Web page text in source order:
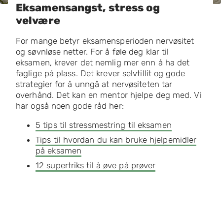
Eksamensangst, stress og
velvære
For mange betyr eksamensperioden nervøsitet
og søvnløse netter. For å føle deg klar til
eksamen, krever det nemlig mer enn å ha det
faglige på plass. Det krever selvtillit og gode
strategier for å unngå at nervøsiteten tar
overhånd. Det kan en mentor hjelpe deg med. Vi
har også noen gode råd her:
5 tips til stressmestring til eksamen
Tips til hvordan du kan bruke hjelpemidler
på eksamen
12 supertriks til å øve på prøver